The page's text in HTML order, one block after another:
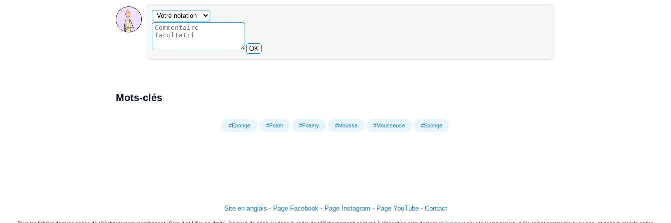
Commentaire facultatif
Votre notation
OK
Mots-clés
#Eponge #Foam #Foamy #Mousse #Mousseuse #Sponge
Site en anglais - Page Facebook - Page Instagram - Page YouTube- Contact